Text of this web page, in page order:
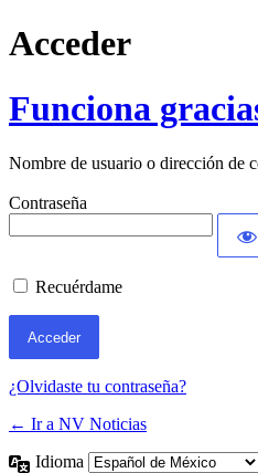
Acceder
Funciona
Nombre de usuario o dirección de
Contraseña
Recuérdame
¿Olvidaste tu contraseña?
← Ir a NV Noticias
Idioma